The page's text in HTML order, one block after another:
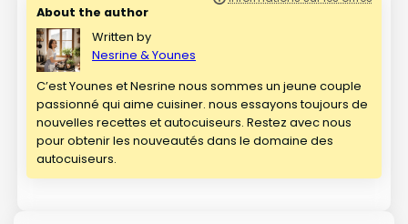
About the author
Written by
Nesrine & Younes
C’est Younes et Nesrine nous sommes un jeune couple
passionné qui aime cuisiner. nous essayons toujours de
nouvelles recettes et autocuiseurs. Restez avec nous
pour obtenir les nouveautés dans le domaine des
autocuiseurs.